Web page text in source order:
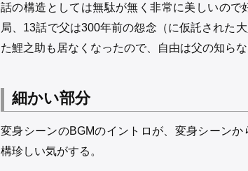
話の構造としては無駄が無く非常に美しいの
局、13話で父は300年前の怨念（に仮託された
た鯉之助も居なくなったので、自由は父の知ら
細かい部分
変身シーンのBGMのイントロが、変身シーン
構珍しい気がする。